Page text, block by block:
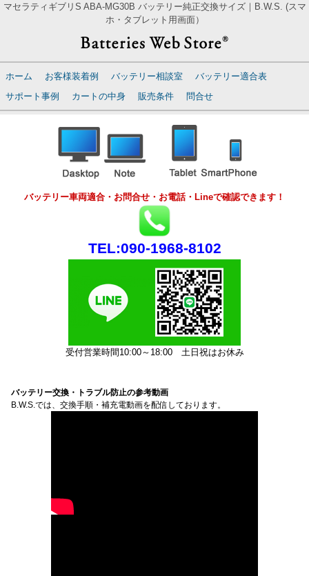
マセラティギブリS ABA-MG30B バッテリー純正交換サイズ｜B.W.S. (スマ
ホ・タブレット用画面）
ホーム お客様装着例 バッテリー相談室
バッテリー適合表
サポート事例
カートの中身 販売条件 問合せ
バッテリー車両適合・お問合せ・お電話・Lineで確認できます！
TEL:090-1968-8102
受付営業時間10:00～18:00 土日祝はお休み
バッテリー交換・トラブル防止の参考動画
B.W.S.では、交換手順・補充電動画を配信しております。